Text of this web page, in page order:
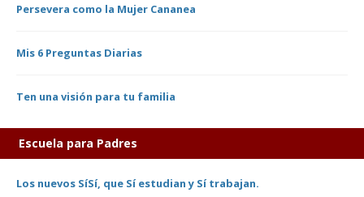
Persevera como la Mujer Cananea
Mis 6 Preguntas Diarias
Ten una visión para tu familia
Escuela para Padres
Los nuevos SíSí, que Sí estudian y Sí trabajan.